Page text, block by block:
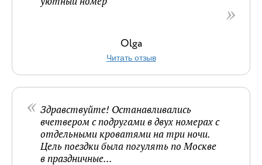
Olga
Читать отзыв
Здравствуйте! Останавливались
вчетвером с подругами в двух номерах с
отдельными кроватями на три ночи.
Цель поездки была погулять по Москве
в праздничные...